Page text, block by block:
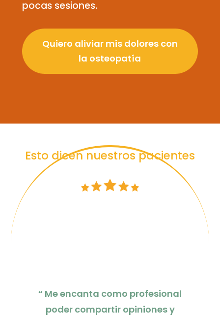
pocas sesiones.
Quiero aliviar mis dolores con
la osteopatía
Esto dicen nuestros pacientes
“ Me encanta como profesional
poder compartir opiniones y